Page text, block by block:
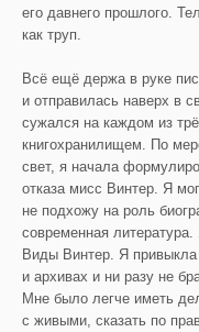
его давнего прошлого.
как труп.
Всё ещё держа в руке
и отправилась наверх в
сужался на каждом из
книгохранилищем. По
свет, я начала
отказа мисс Винтер. Я
не подхожу на роль
современная
Виды Винтер. Я привыкла
и архивах и ни разу не
Мне было легче иметь
с живыми, сказать по